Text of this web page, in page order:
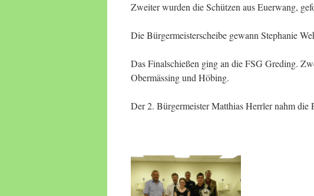
Zweiter wurden die Schützen aus Euerwang,
Die Bürgermeisterscheibe gewann Stephanie
Das Finalschießen ging an die FSG Greding.
Obermässing und Höbing.
Der 2. Bürgermeister Matthias Herrler nahm die